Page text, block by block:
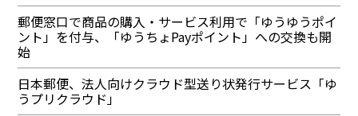
郵便窓口で商品の購入・サービス利用で「ゆうゆうポイ
ント」を付与、「ゆうちょPayポイント」への交換も開
始
日本郵便、法人向けクラウド型送り状発行サービス「ゆ
うプリクラウド」